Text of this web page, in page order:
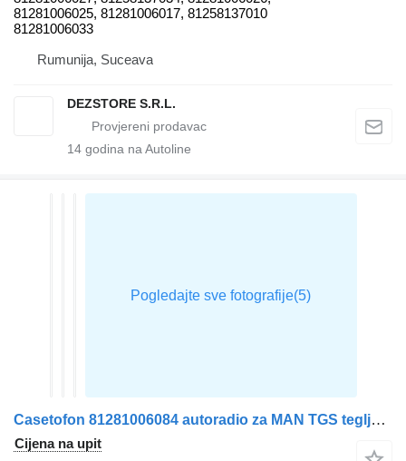
81281006025, 81281006017, 81258137010
81281006033
Rumunija, Suceava
DEZSTORE S.R.L.
14 godina na Autoline
Casetofon 81281006084 autoradio za MAN TGS tegljača
Cijena na upit